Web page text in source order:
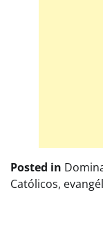
Posted in
Católicos,